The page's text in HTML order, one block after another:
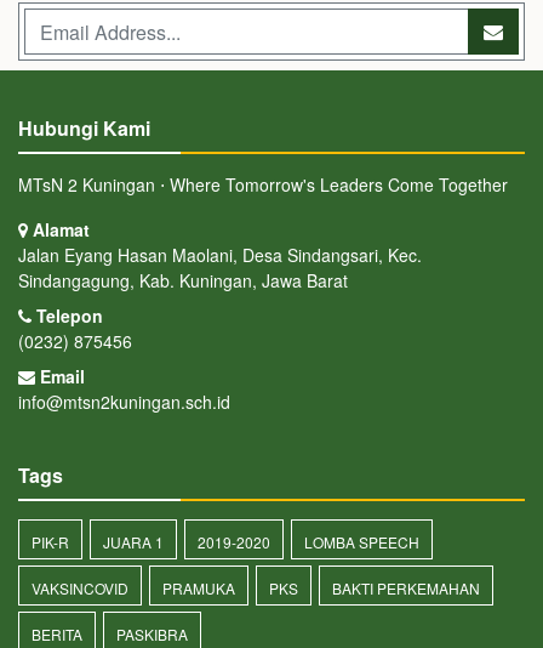
Hubungi Kami
MTsN 2 Kuningan ⋅ Where Tomorrow's Leaders Come Together
Alamat
Jalan Eyang Hasan Maolani, Desa Sindangsari, Kec.
Sindangagung, Kab. Kuningan, Jawa Barat
Telepon
(0232) 875456
Email
info@mtsn2kuningan.sch.id
Tags
PIK-R JUARA 1 2019-2020 LOMBA SPEECH
VAKSINCOVID PRAMUKA PKS BAKTI PERKEMAHAN
BERITA PASKIBRA